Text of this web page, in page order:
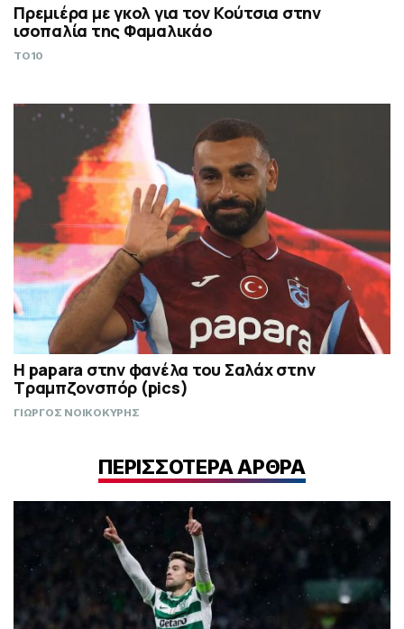
Πρεμιέρα με γκολ για τον Κούτσια στην
ισοπαλία της Φαμαλικάο
TO10
H papara στην φανέλα του Σαλάχ στην
Τραμπζονσπόρ (pics)
ΓΙΩΡΓΟΣ ΝΟΙΚΟΚΥΡΗΣ
ΠΕΡΙΣΣΟΤΕΡΑ ΑΡΘΡΑ